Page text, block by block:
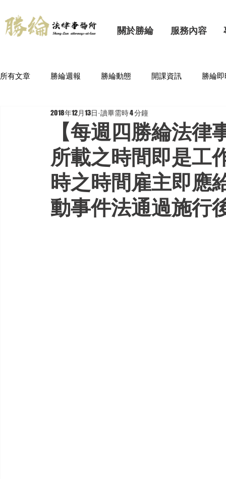
關於勝綸 服務內容
所有文章 勝綸週報 勝綸動態 開課資訊 勝綸
【每週四勝綸法
所載之時間即是工
時之時間雇主即應
動事件法通過施行
2018年12月13日 讀畢需時 4 分鐘